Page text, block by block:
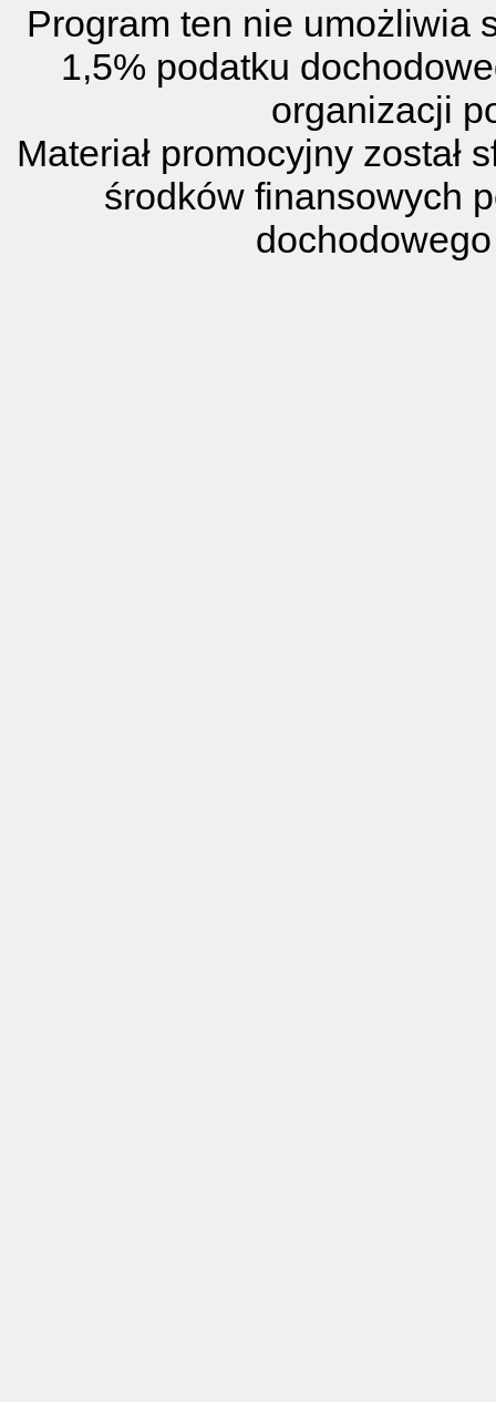
Program ten nie umożliwia
1,5% podatku
organizacji
Materiał promocyjny został
środków finansowych